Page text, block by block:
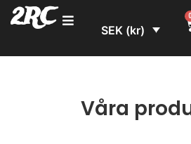
2RC SEK (kr)
0
Våra